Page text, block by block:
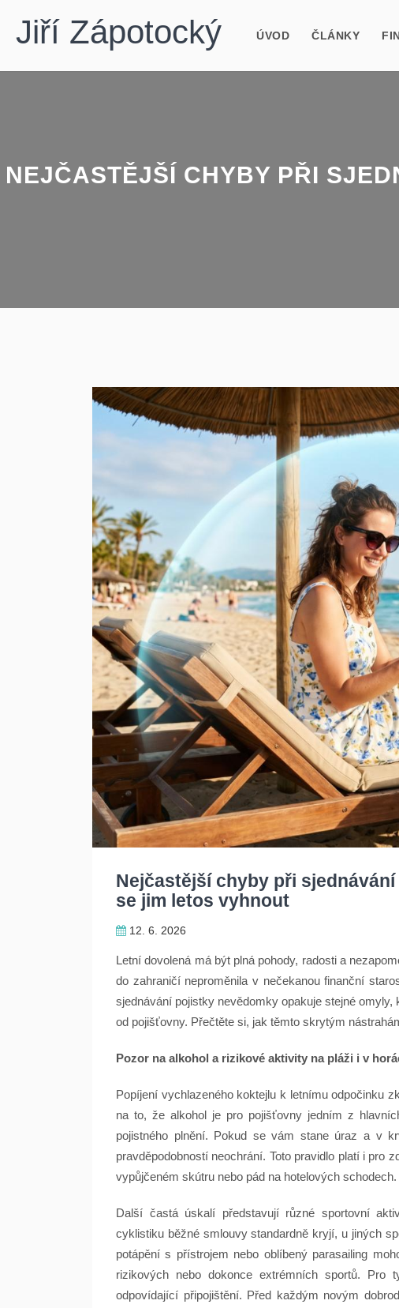
Jiří Zápotocký ÚVOD ČLÁNKY
NEJČASTĚJŠÍ CHYBY PŘI
Nejčastější chyby při
se jim letos vyhnout
12. 6. 2026
Letní dovolená má být plná pohody, radosti a
do zahraničí neproměnila v nečekanou finanční
sjednávání pojistky nevědomky opakuje stejné
od pojišťovny. Přečtěte si, jak těmto skrytým
Pozor na alkohol a rizikové aktivity na pláži i v
Popíjení vychlazeného koktejlu k letnímu odpočinku
na to, že alkohol je pro pojišťovny jedním z
pojistného plnění. Pokud se vám stane úraz a v
pravděpodobností neochrání. Toto pravidlo platí i pro
vypůjčeném skútru nebo pád na hotelových schodech.
Další častá úskalí představují různé sportovní
cyklistiku běžné smlouvy standardně kryjí, u jiných
potápění s přístrojem nebo oblíbený parasailing
rizikových nebo dokonce extrémních sportů.
odpovídající připojištění. Před každým novým